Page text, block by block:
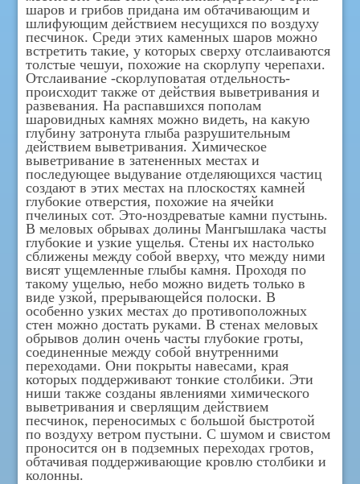
шаров и грибов придана им обтачивающим и
шлифующим действием несущихся по воздуху
песчинок. Среди этих каменных шаров можно
встретить такие, у которых сверху отслаиваются
толстые чешуи, похожие на скорлупу черепахи.
Отслаивание -скорлуповатая отдельность-
происходит также от действия выветривания и
развевания. На распавшихся пополам
шаровидных камнях можно видеть, на какую
глубину затронута глыба разрушительным
действием выветривания. Химическое
выветривание в затененных местах и
последующее выдувание отделяющихся частиц
создают в этих местах на плоскостях камней
глубокие отверстия, похожие на ячейки
пчелиных сот. Это-ноздреватые камни пустынь.
В меловых обрывах долины Мангышлака часты
глубокие и узкие ущелья. Стены их настолько
сближены между собой вверху, что между ними
висят ущемленные глыбы камня. Проходя по
такому ущелью, небо можно видеть только в
виде узкой, прерывающейся полоски. В
особенно узких местах до противоположных
стен можно достать руками. В стенах меловых
обрывов долин очень часты глубокие гроты,
соединенные между собой внутренними
переходами. Они покрыты навесами, края
которых поддерживают тонкие столбики. Эти
ниши также созданы явлениями химического
выветривания и сверлящим действием
песчинок, переносимых с большой быстротой
по воздуху ветром пустыни. С шумом и свистом
проносится он в подземных переходах гротов,
обтачивая поддерживающие кровлю столбики и
колонны.